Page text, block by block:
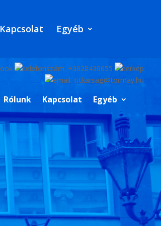
Kapcsolat Egyéb
Rólunk Kapcsolat Egyéb